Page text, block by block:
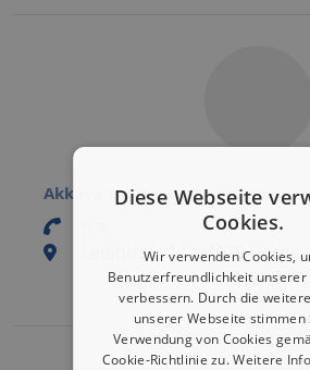
Akkaya Umzugsunternehmen
Leibnizstr. 14, 44629 Herne
Eintrag bearbeiten
Eintrag aktivieren
Diese Webseite
Cookies.
Wir verwenden Cookies,
Benutzerfreundlichkeit unserer
verbessern. Durch die
unserer Webseite stimmen
Verwendung von Cookies
Cookie-Richtlinie zu.Weitere